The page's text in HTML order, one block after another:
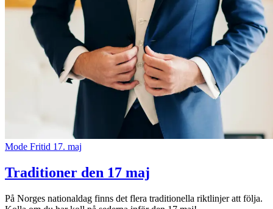
Mode Fritid 17. maj
Traditioner den 17 maj
På Norges nationaldag finns det flera traditionella riktlinjer att följa.